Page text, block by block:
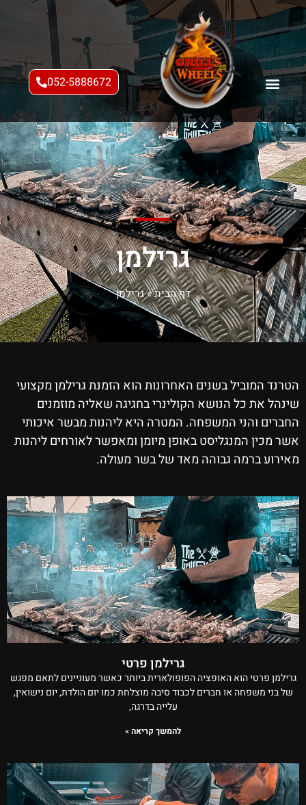
052-5888672
גרילמן
דף הבית»גרילמן
הטרנד המוביל בשנים האחרונות הוא הזמנת גרילמן מקצועי
שינהל את כל הנושא הקולינרי בחגיגה שאליה מוזמנים
החברים והני המשפחה. המטרה היא ליהנות מבשר איכותי
אשר מכין המנגליסט באופן מיומן ומאפשר לאורחים ליהנות
מאירוע ברמה גבוהה מאד של בשר מעולה.
גרילמן פרטי
גרילמן פרטי הוא האופציה הפופולארית ביותר כאשר מעוניינים לתאם מפגש
של בני משפחה או חברים לכבוד סיבה מוצלחת כמו יום הולדת, יום נישואין,
עלייה בדרגה,
להמשך קריאה »